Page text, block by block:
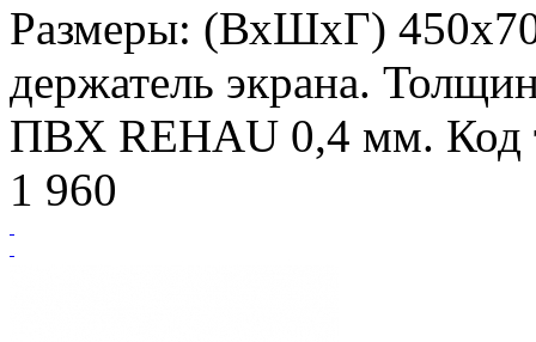
Размеры: (ВхШхГ)
держатель экрана.
ПВХ REHAU 0,4 мм. Код
1 960